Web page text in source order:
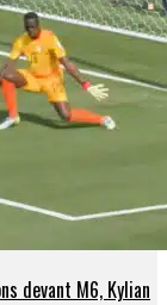
devant M6, Kylian